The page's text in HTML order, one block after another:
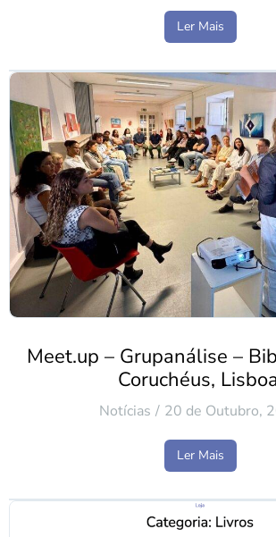
Ler Mais
Meet.up – Grupanálise –
Coruchéus,
Notícias 20 de Outubro,
Ler Mais